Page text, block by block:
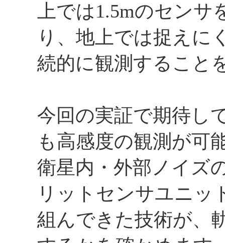
上では1.5mのセン
り、地上では捉えに
続的に観測すること
今回の実証で期待し
も高感度の観測が可
衛星内・外部ノイズ
リットセンサユニッ
組んできた技術が、